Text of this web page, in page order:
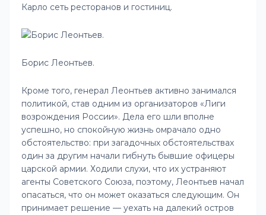
Карло сеть ресторанов и гостиниц.
Борис Леонтьев.
Кроме того, генерал Леонтьев активно занимался
политикой, став одним из организаторов «Лиги
возрождения России». Дела его шли вполне
успешно, но спокойную жизнь омрачало одно
обстоятельство: при загадочных обстоятельствах
один за другим начали гибнуть бывшие офицеры
царской армии. Ходили слухи, что их устраняют
агенты Советского Союза, поэтому, Леонтьев начал
опасаться, что он может оказаться следующим. Он
принимает решение — уехать на далекий остров